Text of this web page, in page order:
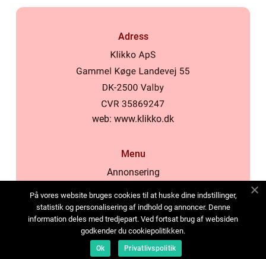
Adress
web: www.klikko.dk
Menu
Annonsering
Cookies
Kontakta oss
Sitemap
På vores website bruges cookies til at huske dine indstillinger,
statistik og personalisering af indhold og annoncer. Denne
information deles med tredjepart. Ved fortsat brug af websiden
godkender du cookiepolitikken.
Ok Privatlivspolitik